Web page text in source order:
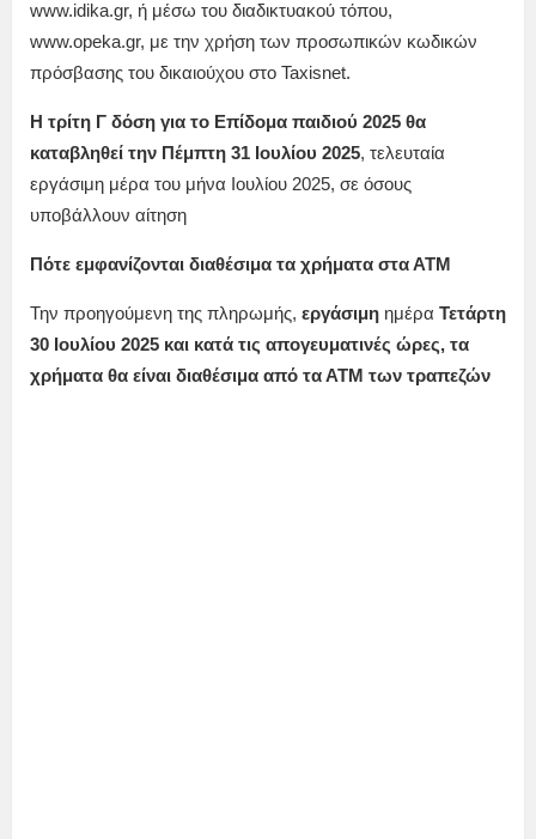
www.idika.gr, ή μέσω του διαδικτυακού τόπου,
www.opeka.gr, με την χρήση των προσωπικών κωδικών
πρόσβασης του δικαιούχου στο Taxisnet.
Η τρίτη Γ δόση για το Επίδομα παιδιού 2025 θα
καταβληθεί την Πέμπτη 31 Ιουλίου 2025, τελευταία
εργάσιμη μέρα του μήνα Ιουλίου 2025, σε όσους
υποβάλλουν αίτηση
Πότε εμφανίζονται διαθέσιμα τα χρήματα στα ΑΤΜ
Την προηγούμενη της πληρωμής, εργάσιμη ημέρα Τετάρτη
30 Ιουλίου 2025 και κατά τις απογευματινές ώρες, τα
χρήματα θα είναι διαθέσιμα από τα ΑΤΜ των τραπεζών